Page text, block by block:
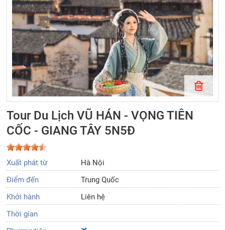
Tour Du Lịch VŨ HÁN - VỌNG TIÊN
CỐC - GIANG TÂY 5N5Đ
Xuất phát từ
Hà Nội
Điểm đến
Trung Quốc
Khởi hành
Liên hệ
Thời gian